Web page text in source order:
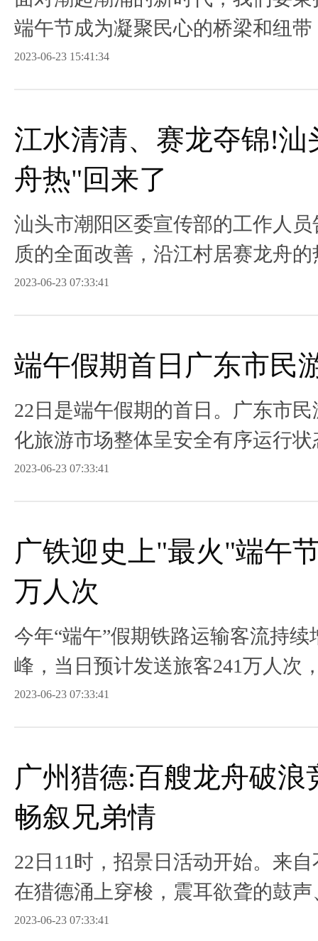
端午节成为凝聚民心的桥梁和纽
时代。
2023-06-23 15:41:34
江水清清、赛龙夺锦!
舟热"回来了
汕头市潮阳区委宣传部的工作人
质的全面改善，沿江村居赛龙舟
2023-06-23 07:33:41
端午假期首日广东市民
22日是端午假期的首日。广东市
化旅游市场整体呈安全有序运行状
2023-06-23 07:33:41
广铁迎史上"最火"端午
万人次
今年“端午”假期铁路运输客流持
峰，当日预计发送旅客241万人次
2023-06-23 07:33:41
广州猎德:百艘龙舟破浪
畅叙兄弟情
22日11时，招景日活动开始。来
在猎德涌上穿梭，震耳欲聋的鼓
彼伏。
2023-06-23 07:33:41